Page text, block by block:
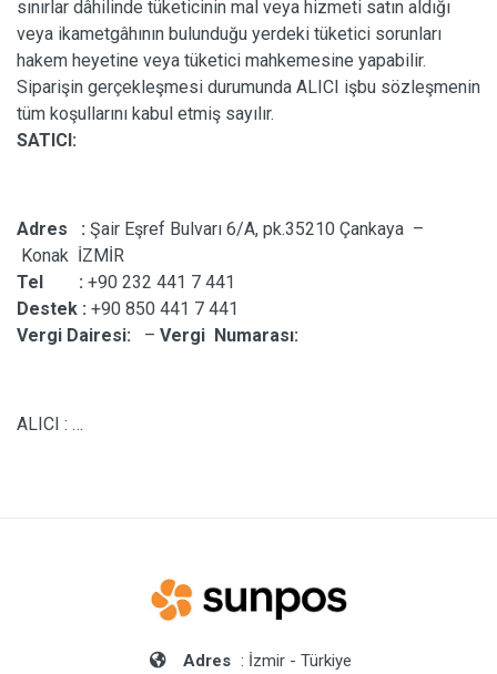
sınırlar dâhilinde tüketicinin mal veya hizmeti satın aldığı
veya ikametgâhının bulunduğu yerdeki tüketici sorunları
hakem heyetine veya tüketici mahkemesine yapabilir.
Siparişin gerçekleşmesi durumunda ALICI işbu sözleşmenin
tüm koşullarını kabul etmiş sayılır.
SATICI:
Adres : Şair Eşref Bulvarı 6/A, pk.35210 Çankaya –
Konak İZMİR
Tel : +90 232 441 7 441
Destek : +90 850 441 7 441
Vergi Dairesi:
– Vergi Numarası:
ALICI : …
Adres : İzmir - Türkiye